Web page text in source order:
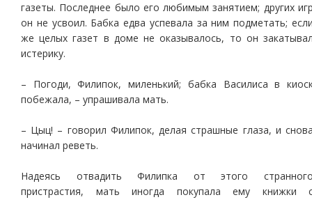
газеты. Последнее было его любимым занятием; других
он не усвоил. Бабка едва успевала за ним подметать;
же целых газет в доме не оказывалось, то он
истерику.
– Погоди, Филипок, миленький; бабка Василиса в
побежала, – упрашивала мать.
– Цыц! – говорил Филипок, делая страшные глаза, и
начинал реветь.
Надеясь отвадить Филипка от этого
пристрастия, мать иногда покупала ему книжки